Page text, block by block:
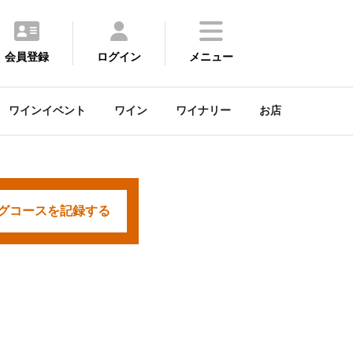
会員登録 ログイン メニュー
ワインイベント ワイン ワイナリー お店
コースを記録する